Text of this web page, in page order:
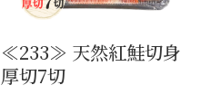
≪233≫ 天然紅鮭切身
厚切7切